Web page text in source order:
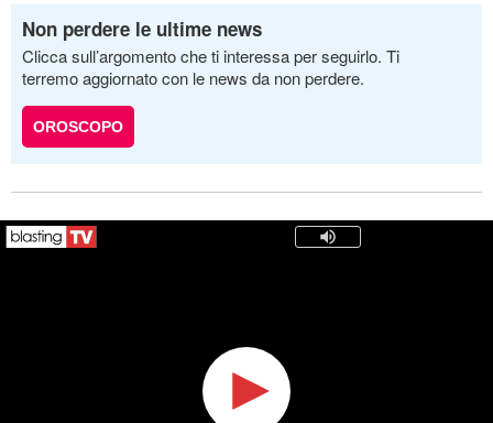
Non perdere le ultime news
Clicca sull’argomento che ti interessa per seguirlo. Ti
terremo aggiornato con le news da non perdere.
OROSCOPO